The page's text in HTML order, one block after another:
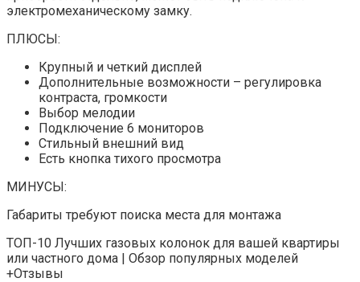
электромеханическому замку.
ПЛЮСЫ:
Крупный и четкий дисплей
Дополнительные возможности – регулировка
контраста, громкости
Выбор мелодии
Подключение 6 мониторов
Стильный внешний вид
Есть кнопка тихого просмотра
МИНУСЫ:
Габариты требуют поиска места для монтажа
ТОП-10 Лучших газовых колонок для вашей квартиры
или частного дома | Обзор популярных моделей
+Отзывы